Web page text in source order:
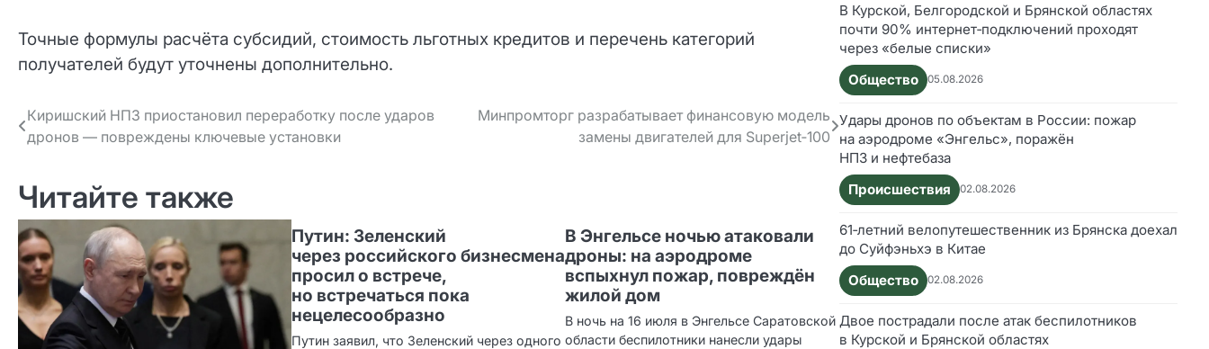
Точные формулы расчёта субсидий, стоимость льготных кредитов и перечень категорий
получателей будут уточнены дополнительно.
Навигация
по записям
Киришский НПЗ приостановил переработку после ударов
дронов — повреждены ключевые установки
Минпромторг разрабатывает финансовую модель
замены двигателей для Superjet‑100
Читайте также
Путин: Зеленский
через российского бизнесмена
просил о встрече,
но встречаться пока
нецелесообразно
Путин заявил, что Зеленский через одного
В Энгельсе ночью атаковали
дроны: на аэродроме
вспыхнул пожар, повреждён
жилой дом
В ночь на 16 июля в Энгельсе Саратовской
области беспилотники нанесли удары
В Курской, Белгородской и Брянской областях
почти 90% интернет‑подключений проходят
через «белые списки»
Общество
05.08.2026
Удары дронов по объектам в России: пожар
на аэродроме «Энгельс», поражён
НПЗ и нефтебаза
Происшествия
02.08.2026
61‑летний велопутешественник из Брянска доехал
до Суйфэньхэ в Китае
Общество
02.08.2026
Двое пострадали после атак беспилотников
в Курской и Брянской областях